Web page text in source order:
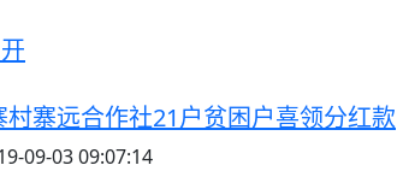
寨远合作社21户贫困户喜领分红款
09-03 09:07:14